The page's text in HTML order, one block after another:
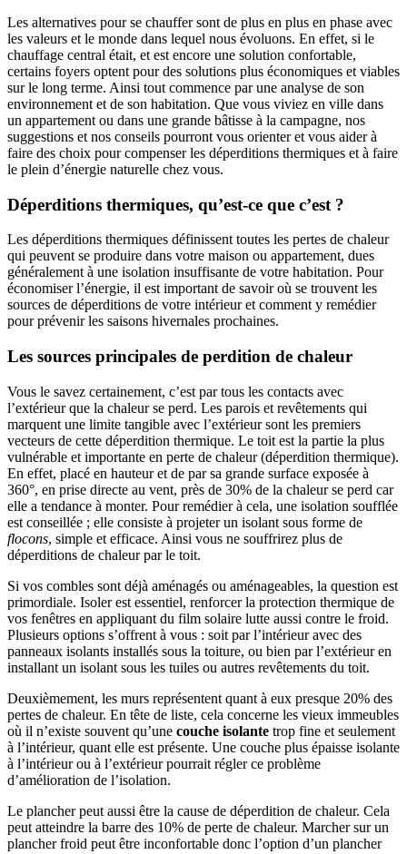
Les alternatives pour se chauffer sont de plus en plus en phase avec
les valeurs et le monde dans lequel nous évoluons. En effet, si le
chauffage central était, et est encore une solution confortable,
certains foyers optent pour des solutions plus économiques et viables
sur le long terme. Ainsi tout commence par une analyse de son
environnement et de son habitation. Que vous viviez en ville dans
un appartement ou dans une grande bâtisse à la campagne, nos
suggestions et nos conseils pourront vous orienter et vous aider à
faire des choix pour compenser les déperditions thermiques et à faire
le plein d’énergie naturelle chez vous.
Déperditions thermiques, qu’est-ce que c’est ?
Les déperditions thermiques définissent toutes les pertes de chaleur
qui peuvent se produire dans votre maison ou appartement, dues
généralement à une isolation insuffisante de votre habitation. Pour
économiser l’énergie, il est important de savoir où se trouvent les
sources de déperditions de votre intérieur et comment y remédier
pour prévenir les saisons hivernales prochaines.
Les sources principales de perdition de chaleur
Vous le savez certainement, c’est par tous les contacts avec
l’extérieur que la chaleur se perd. Les parois et revêtements qui
marquent une limite tangible avec l’extérieur sont les premiers
vecteurs de cette déperdition thermique. Le toit est la partie la plus
vulnérable et importante en perte de chaleur (déperdition thermique).
En effet, placé en hauteur et de par sa grande surface exposée à
360°, en prise directe au vent, près de 30% de la chaleur se perd car
elle a tendance à monter. Pour remédier à cela, une isolation soufflée
est conseillée ; elle consiste à projeter un isolant sous forme de
flocons, simple et efficace. Ainsi vous ne souffrirez plus de
déperditions de chaleur par le toit.
Si vos combles sont déjà aménagés ou aménageables, la question est
primordiale. Isoler est essentiel, renforcer la protection thermique de
vos fenêtres en appliquant du film solaire lutte aussi contre le froid.
Plusieurs options s’offrent à vous : soit par l’intérieur avec des
panneaux isolants installés sous la toiture, ou bien par l’extérieur en
installant un isolant sous les tuiles ou autres revêtements du toit.
Deuxièmement, les murs représentent quant à eux presque 20% des
pertes de chaleur. En tête de liste, cela concerne les vieux immeubles
où il n’existe souvent qu’une couche isolante trop fine et seulement
à l’intérieur, quant elle est présente. Une couche plus épaisse isolante
à l’intérieur ou à l’extérieur pourrait régler ce problème
d’amélioration de l’isolation.
Le plancher peut aussi être la cause de déperdition de chaleur. Cela
peut atteindre la barre des 10% de perte de chaleur. Marcher sur un
plancher froid peut être inconfortable donc l’option d’un plancher